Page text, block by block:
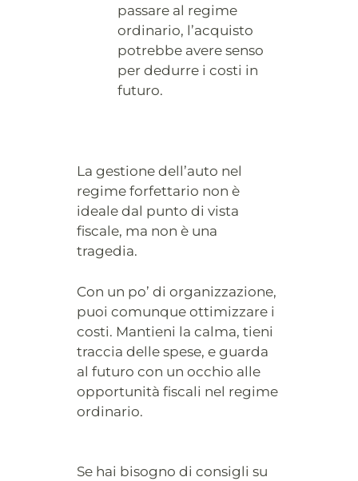
passare al regime
ordinario, l’acquisto
potrebbe avere senso
per dedurre i costi in
futuro.
La gestione dell’auto nel
regime forfettario non è
ideale dal punto di vista
fiscale, ma non è una
tragedia.
Con un po’ di organizzazione,
puoi comunque ottimizzare i
costi. Mantieni la calma, tieni
traccia delle spese, e guarda
al futuro con un occhio alle
opportunità fiscali nel regime
ordinario.
Se hai bisogno di consigli su